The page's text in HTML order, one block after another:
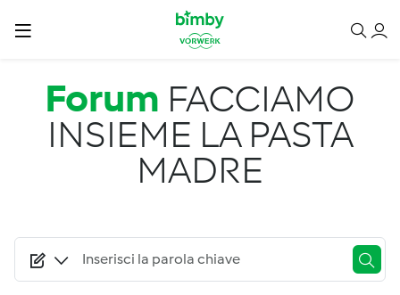
Salta al contenuto principale
Forum FACCIAMO
INSIEME LA PASTA
MADRE